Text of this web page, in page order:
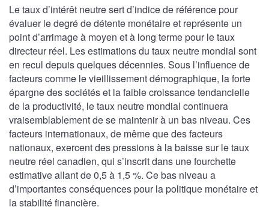
Le taux d’intérêt neutre sert d’indice de référence pour
évaluer le degré de détente monétaire et représente un
point d’arrimage à moyen et à long terme pour le taux
directeur réel. Les estimations du taux neutre mondial sont
en recul depuis quelques décennies. Sous l’influence de
facteurs comme le vieillissement démographique, la forte
épargne des sociétés et la faible croissance tendancielle
de la productivité, le taux neutre mondial continuera
vraisemblablement de se maintenir à un bas niveau. Ces
facteurs internationaux, de même que des facteurs
nationaux, exercent des pressions à la baisse sur le taux
neutre réel canadien, qui s’inscrit dans une fourchette
estimative allant de 0,5 à 1,5 %. Ce bas niveau a
d’importantes conséquences pour la politique monétaire et
la stabilité financière.